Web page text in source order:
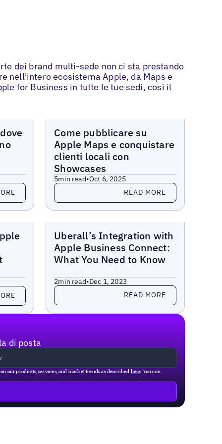
dei brand multi-sede non ci sta prestando
nell'intero ecosistema Apple, da Maps e
for Business in tutte le tue sedi, così il
Come pubblicare su
Apple Maps e conquistare
clienti locali con
Showcases
5min read•Oct 6, 2025
Read more READ MORE
Uberall’s Integration with
Apple Business Connect:
What You Need to Know
2min read•Dec 1, 2023
Read more READ MORE
di posta
our products, services, and market trends as described here . You can